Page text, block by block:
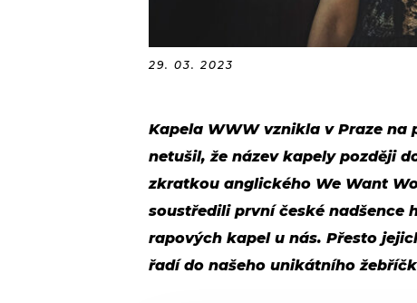
29. 03. 2023
Kapela WWW vznikla v Praze
netušil, že název kapely později
zkratkou anglického We Want
soustředili první české nadšence
rapových kapel u nás. Přesto
řadí do našeho unikátního